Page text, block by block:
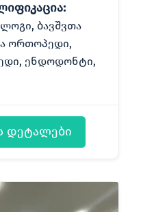
ბავშვთა
ორთოპედი,
ენდოდონტი,
დეტალები